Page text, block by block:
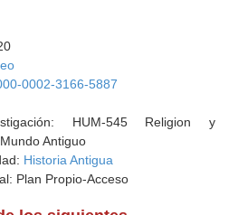
0002-3166-5887
HUM-545 Religion y
Antiguo
Historia Antigua
Plan Propio-Acceso